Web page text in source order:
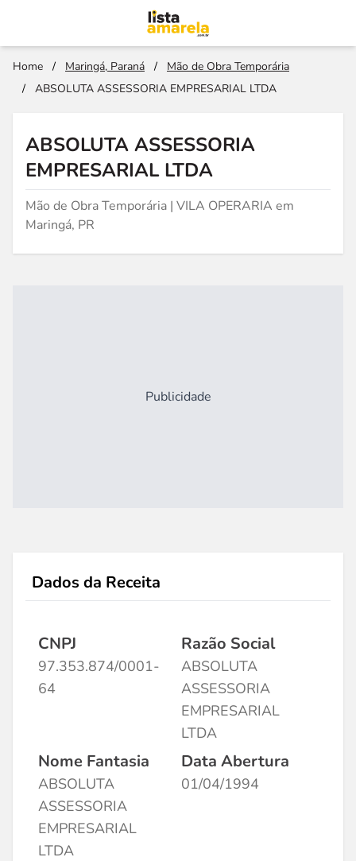
Home / Maringá, Paraná /
Mão de Obra Temporária
/
ABSOLUTA ASSESSORIA EMPRESARIAL LTDA
ABSOLUTA ASSESSORIA
EMPRESARIAL LTDA
Mão de Obra Temporária | VILA OPERARIA em
Maringá, PR
Publicidade
Dados da Receita
CNPJ
97.353.874/0001-
64
Razão Social
ABSOLUTA
ASSESSORIA
EMPRESARIAL
LTDA
Nome Fantasia
ABSOLUTA
ASSESSORIA
EMPRESARIAL
LTDA
Data Abertura
01/04/1994